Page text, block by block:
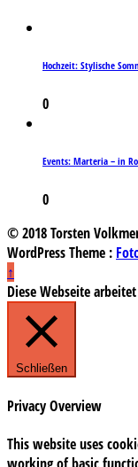
Hochzeit: Stylische
0
Events: Marteria – in
0
© 2018 Torsten
WordPress Theme :
↑
Diese Webseite
Schließen
Privacy Overview
This website uses